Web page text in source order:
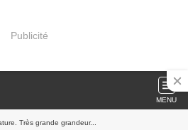
Publicité
MENU
Très grande grandeur...